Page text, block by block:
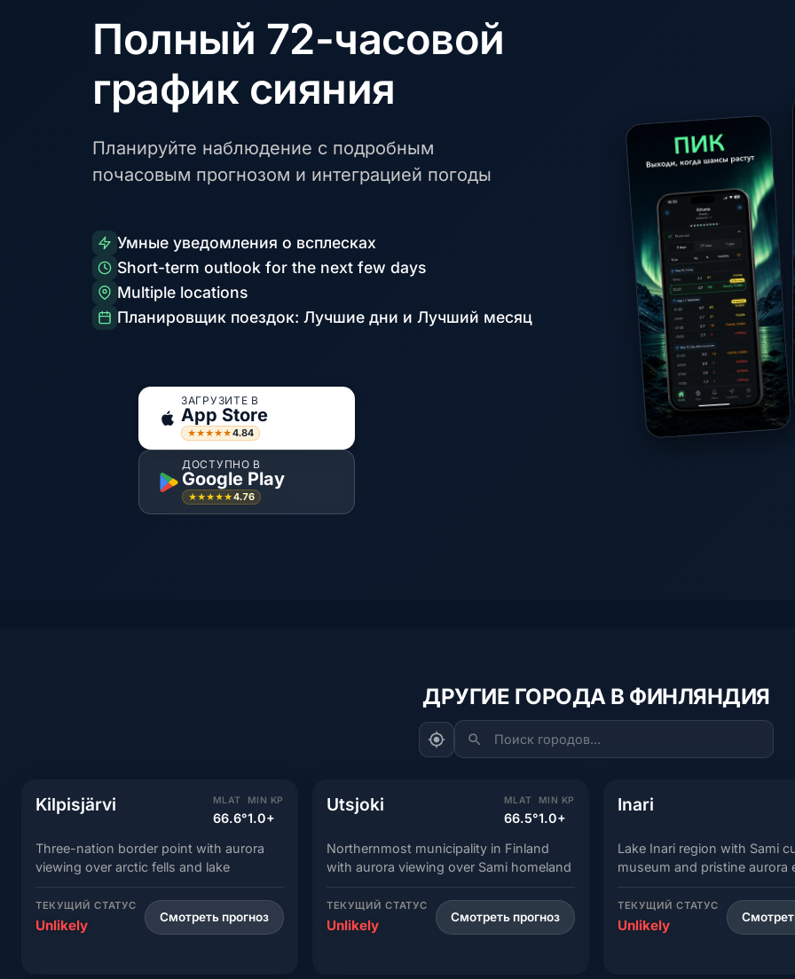
Полный 72-часовой
график сияния
Планируйте наблюдение с подробным
почасовым прогнозом и интеграцией погоды
Умные уведомления о всплесках
Short-term outlook for the next few days
Multiple locations
Планировщик поездок: Лучшие дни и Лучший месяц
ЗАГРУЗИТЕ В
App Store
★★★★★4.84
ДОСТУПНО В
Google Play
★★★★★4.76
ДРУГИЕ ГОРОДА В ФИНЛЯНДИЯ
Поиск городов...
Kilpisjärvi MLAT
66.6°
MIN KP
1.0+
Three-nation border point with aurora
viewing over arctic fells and lake
ТЕКУЩИЙ СТАТУС
Unlikely Смотреть прогноз
Utsjoki MLAT
66.5°
MIN KP
1.0+
Northernmost municipality in Finland
with aurora viewing over Sami homeland
ТЕКУЩИЙ СТАТУС
Unlikely Смотреть прогноз
Inari
Lake Inari region with Sami
museum and pristine aurora
ТЕКУЩИЙ СТАТУС
Unlikely